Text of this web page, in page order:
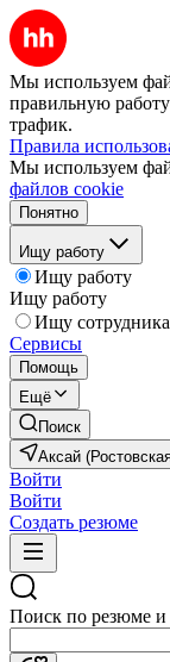
Мы используем
правильную
трафик.
Правила
Мы используем
файлов cookie
Понятно
Ищу работу
Ищу работу
Ищу работу
Ищу сотрудника
Сервисы
Помощь
Ещё
Поиск
Аксай
Войти
Войти
Создать резюме
Поиск по резюме